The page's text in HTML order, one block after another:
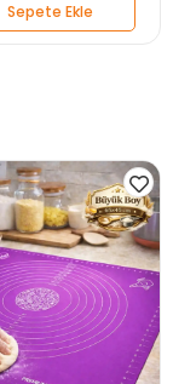
Sepete Ekle